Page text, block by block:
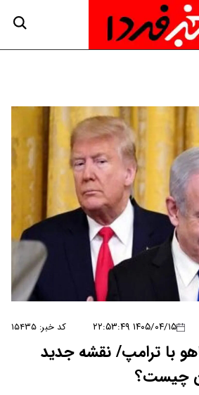
۱۴۰۵/۰۴/۱۵ ۲۲:۵۳:۴۹ کد خبر: ۱۵۴۳۵
با ترامپ/ نقشه جدید
چیست؟